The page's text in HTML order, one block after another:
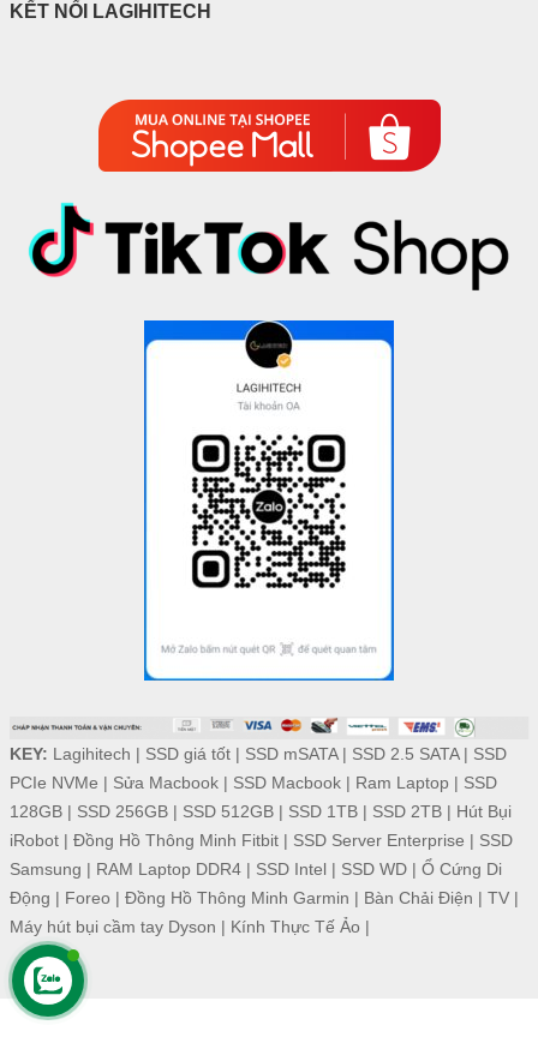
KẾT NỐI LAGIHITECH
KEY: Lagihitech | SSD giá tốt| SSD mSATA| SSD 2.5 SATA| SSD
PCIe NVMe | Sửa Macbook| SSD Macbook| Ram Laptop| SSD
128GB| SSD 256GB| SSD 512GB| SSD 1TB| SSD 2TB| Hút Bụi
iRobot| Đồng Hồ Thông Minh Fitbit| SSD Server Enterprise | SSD
Samsung | RAM Laptop DDR4| SSD Intel| SSD WD| Ổ Cứng Di
Động | Foreo | Đồng Hồ Thông Minh Garmin | Bàn Chải Điện | TV|
Máy hút bụi cầm tay Dyson | Kính Thực Tế Ảo |